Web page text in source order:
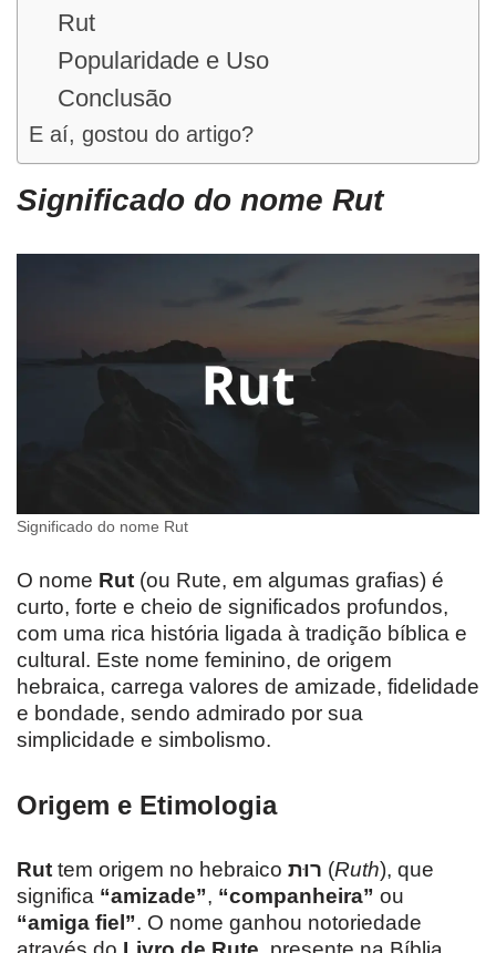
Rut
Popularidade e Uso
Conclusão
E aí, gostou do artigo?
Significado do nome Rut
Significado do nome Rut
O nome Rut (ou Rute, em algumas grafias) é
curto, forte e cheio de significados profundos,
com uma rica história ligada à tradição bíblica e
cultural. Este nome feminino, de origem
hebraica, carrega valores de amizade, fidelidade
e bondade, sendo admirado por sua
simplicidade e simbolismo.
Origem e Etimologia
Rut tem origem no hebraico רוּת (Ruth), que
significa “amizade”, “companheira” ou
“amiga fiel”. O nome ganhou notoriedade